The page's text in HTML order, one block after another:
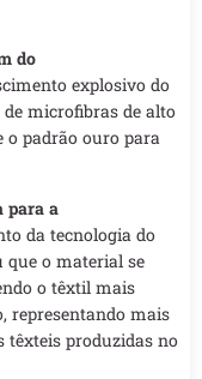
do
explosivo do
microfibras de alto
o padrão ouro para
para a
da tecnologia do
que o material se
o têxtil mais
representando mais
têxteis produzidas no